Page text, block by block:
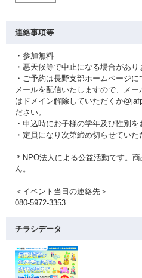
連絡事項等
・参加無料
・悪天候等で中止になる場合があり
・ご予約は長野支部ホームページ
メールを配信いたしますので、メ
はドメイン解除していただくか
ださい。
・申込時にお子様の学年及び性別を
・定員になり次第締め切らせていた
＊NPO法人による公益活動です。
ん。
＜イベント当日の連絡先＞
080-5972-3353
チラシデータ